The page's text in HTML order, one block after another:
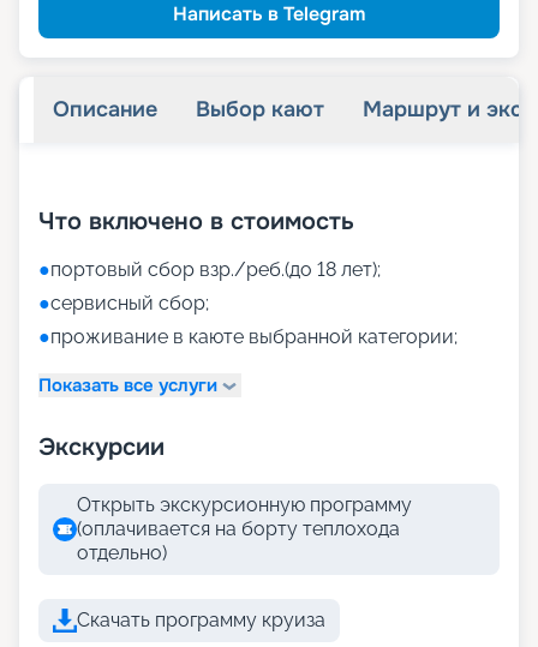
Написать в Telegram
Описание Выбор кают Маршрут и
Что включено в стоимость
●портовый сбор взр./реб.(до 18 лет);
●сервисный сбор;
●проживание в каюте выбранной категории;
Показать все услуги
Экскурсии
Открыть экскурсионную программу
(оплачивается на борту теплохода
отдельно)
Скачать программу круиза